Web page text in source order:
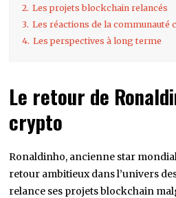
2. Les projets blockchain relancés
3. Les réactions de la communauté
4. Les perspectives à long terme
Le retour de
crypto
Ronaldinho, ancienne star
retour ambitieux dans l’univers
relance ses projets blockchain